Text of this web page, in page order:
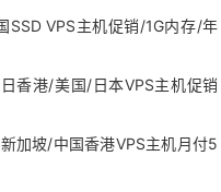
SSD VPS主机促销/1G内存/年
香港/美国/日本VPS主机促销
加坡/中国香港VPS主机月付5